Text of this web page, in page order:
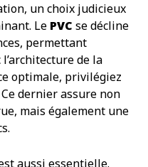
un choix judicieux
Le PVC se décline
permettant
de la
optimale, privilégiez
dernier assure non
mais également une
aussi essentielle.